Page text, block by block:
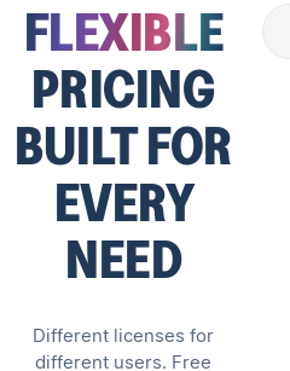
FLEXIBLE
PRICING
BUILT FOR
EVERY
NEED
Different licenses for
different users. Free